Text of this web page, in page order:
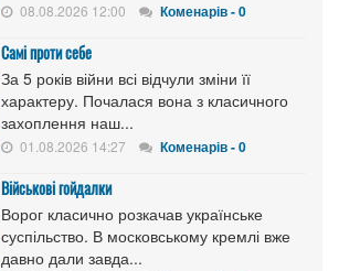
08.08.2026 12:00 Коменарів - 0
Самі проти себе
За 5 років війни всі відчули зміни її
характеру. Почалася вона з класичного
захоплення наш...
01.08.2026 14:27 Коменарів - 0
Військові гойдалки
Ворог класично розкачав українське
суспільство. В московському кремлі вже
давно дали завда...